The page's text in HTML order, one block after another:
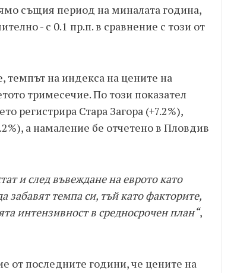
същия период на миналата година,
- с 0.1 пр.п. в сравнение с този от
темпът на индекса на цените на
тримесечие. По този показател
регистрира Стара Загора (+7.2%),
а намаление бе отчетено в Пловдив
и след въвеждане на еврото като
забавят темпа си, тъй като факторите,
интензивност в средносрочен план“,
от последните години, че цените на